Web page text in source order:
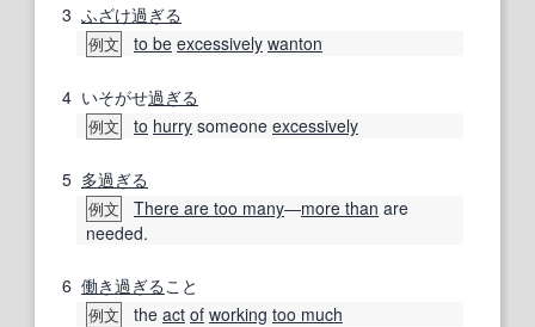
3 ふざけ過ぎる
例文 to be excessively wanton
4 いそがせ過ぎる
例文 to hurry someone excessively
5 多過ぎる
例文 There are too many―more than are
needed.
6 働き過ぎる こと
例文 the act of working too much